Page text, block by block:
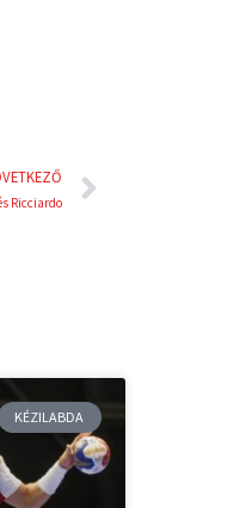
Ricciardo
KÉZILABDA